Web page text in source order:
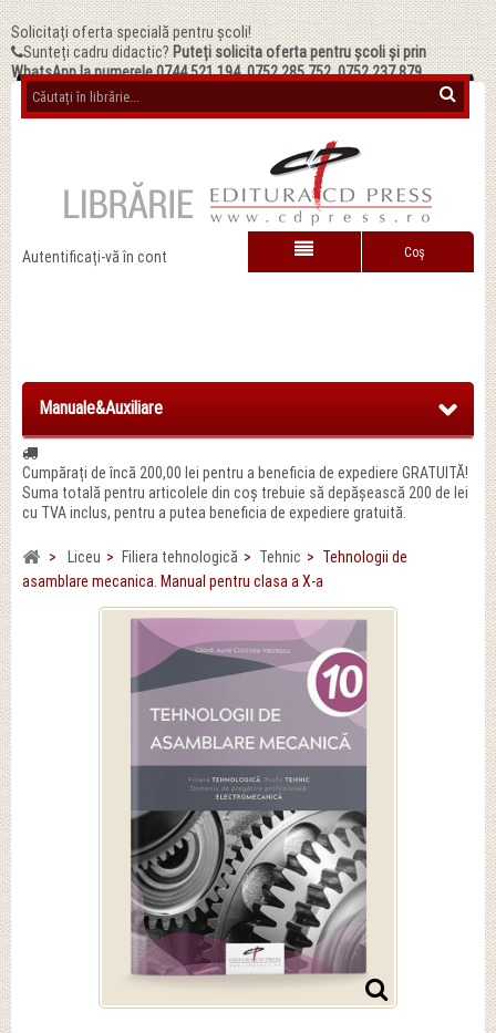
Solicitați oferta specială pentru școli!
Sunteți cadru didactic?Puteți solicita oferta pentru școli și prin
WhatsApp la numerele 0744.521.194, 0752.285.752, 0752.237.879
Coş
Autentificați-vă în cont
Manuale&Auxiliare
Cumpărați de încă 200,00 lei pentru a beneficia de expediere GRATUITĂ!
Suma totală pentru articolele din coș trebuie să depășească 200 de lei
cu TVA inclus, pentru a putea beneficia de expediere gratuită.
> Liceu > Filiera tehnologică > Tehnic > Tehnologii de
asamblare mecanica. Manual pentru clasa a X-a